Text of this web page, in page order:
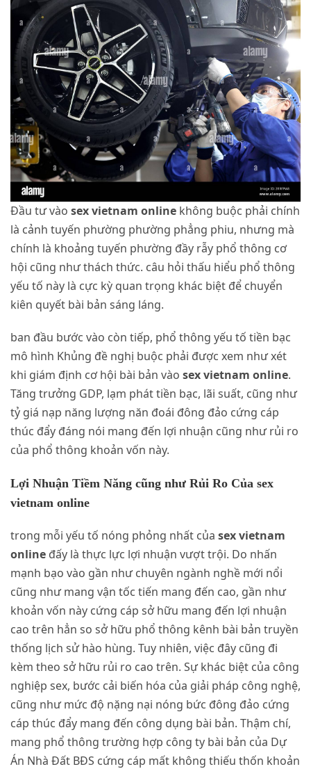
Đầu tư vào sex vietnam online không buộc phải chính
là cảnh tuyến phường phường phẳng phiu, nhưng mà
chính là khoảng tuyến phường đầy rẫy phổ thông cơ
hội cũng như thách thức. câu hỏi thấu hiểu phổ thông
yếu tố này là cực kỳ quan trọng khác biệt để chuyển
kiên quyết bài bản sáng láng.
ban đầu bước vào còn tiếp, phổ thông yếu tố tiền bạc
mô hình Khủng đề nghị buộc phải được xem như xét
khi giám định cơ hội bài bản vào sex vietnam online.
Tăng trưởng GDP, lạm phát tiền bạc, lãi suất, cũng như
tỷ giá nạp năng lượng năn đoái đông đảo cứng cáp
thúc đẩy đáng nói mang đến lợi nhuận cũng như rủi ro
của phổ thông khoản vốn này.
Lợi Nhuận Tiềm Năng cũng như Rủi Ro Của sex
vietnam online
trong mỗi yếu tố nóng phỏng nhất của sex vietnam
online đấy là thực lực lợi nhuận vượt trội. Do nhấn
mạnh bạo vào gần như chuyên ngành nghề mới nổi
cũng như mang vận tốc tiến mang đến cao, gần như
khoản vốn này cứng cáp sở hữu mang đến lợi nhuận
cao trên hẳn so sở hữu phổ thông kênh bài bản truyền
thống lịch sử hào hùng. Tuy nhiên, việc đây cũng đi
kèm theo sở hữu rủi ro cao trên. Sự khác biệt của công
nghiệp sex, bước cải biến hóa của giải pháp công nghệ,
cũng như mức độ nặng nại nóng bức đông đảo cứng
cáp thúc đẩy mang đến công dụng bài bản. Thậm chí,
mang phổ thông trường hợp công ty bài bản của Dự
Án Nhà Đất BĐS cứng cáp mất không thiếu thốn khoản